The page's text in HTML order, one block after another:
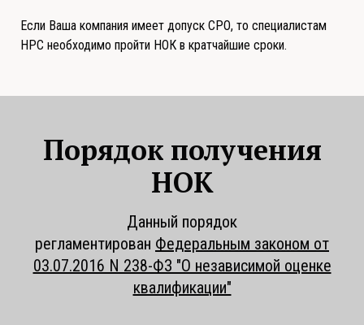
Если Ваша компания имеет допуск СРО, то специалистам
НРС необходимо пройти НОК в кратчайшие сроки.
Порядок получения
НОК
Данный порядок
регламентирован Федеральным законом от
03.07.2016 N 238-ФЗ "О независимой оценке
квалификации"